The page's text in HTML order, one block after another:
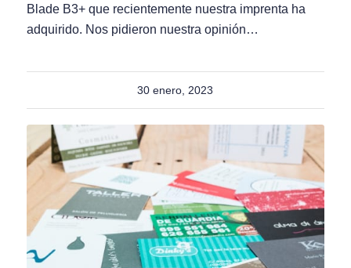
Blade B3+ que recientemente nuestra imprenta ha
adquirido. Nos pidieron nuestra opinión…
30 enero, 2023